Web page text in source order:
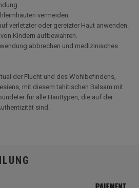
vermeiden.
verletzter oder gereizter Haut anwenden.
Kindern aufbewahren.
abbrechen und medizinisches
der Flucht und des Wohlbefindens,
mit diesem tahitischen Balsam mit
für alle Hauttypen, die auf der
sind.